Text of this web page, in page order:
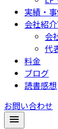
実績・
会社紹介
会
代
料金
ブログ
読書感想
お問い合わせ